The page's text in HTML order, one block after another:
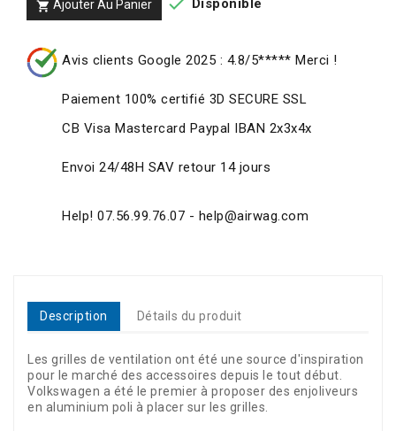
 Ajouter Au Panier Disponible
Avis clients Google 2025 : 4.8/5***** Merci !
Paiement 100% certifié 3D SECURE SSL
CB Visa Mastercard Paypal IBAN 2x3x4x
Envoi 24/48H SAV retour 14 jours
Help! 07.56.99.76.07 - help@airwag.com
Description Détails du produit
Les grilles de ventilation ont été une source d'inspiration
pour le marché des accessoires depuis le tout début.
Volkswagen a été le premier à proposer des enjoliveurs
en aluminium poli à placer sur les grilles.